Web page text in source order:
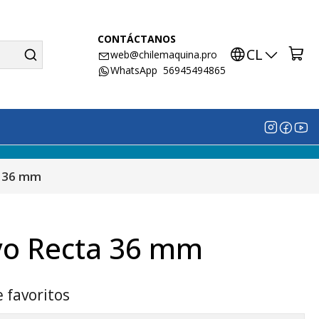
CONTÁCTANOS
web@chilemaquina.pro
WhatsApp 56945494865
CL
mm
Recta 36 mm
favoritos